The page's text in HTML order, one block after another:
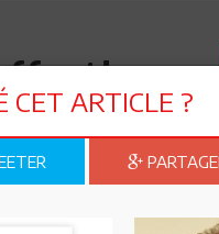
CET ARTICLE ?